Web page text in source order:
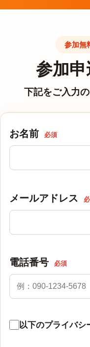
参加無
参加
下記をご入力
お名前 必須
メールアドレス
電話番号 必須
以下のプライバシ